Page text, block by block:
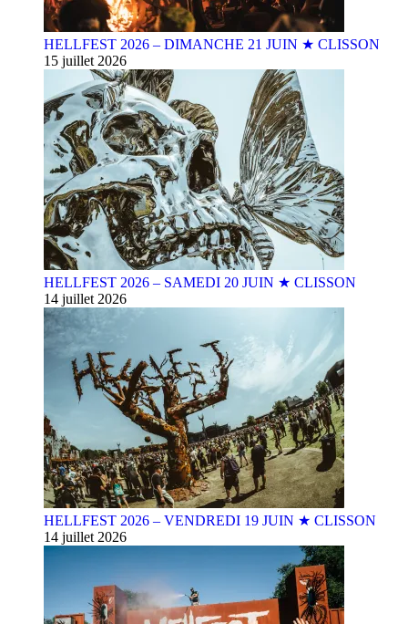
HELLFEST 2026 – DIMANCHE 21 JUIN ★ CLISSON
15 juillet 2026
HELLFEST 2026 – SAMEDI 20 JUIN ★ CLISSON
14 juillet 2026
HELLFEST 2026 – VENDREDI 19 JUIN ★ CLISSON
14 juillet 2026